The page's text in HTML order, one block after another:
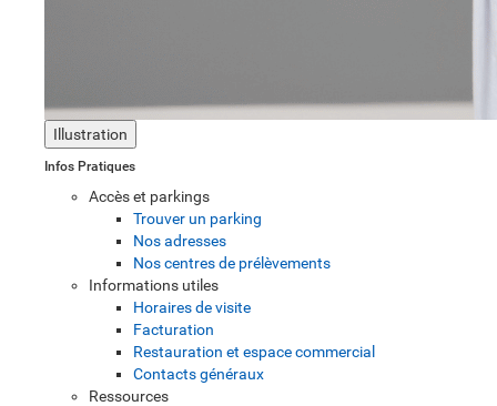
Illustration
Infos Pratiques
Accès et parkings
Trouver un parking
Nos adresses
Nos centres de prélèvements
Informations utiles
Horaires de visite
Facturation
Restauration et espace commercial
Contacts généraux
Ressources